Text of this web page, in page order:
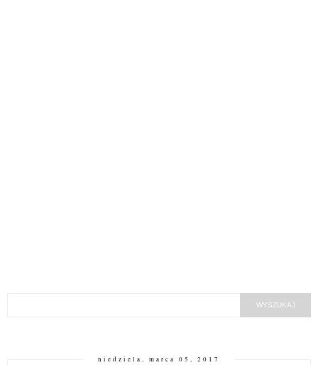
niedziela, marca 05, 2017